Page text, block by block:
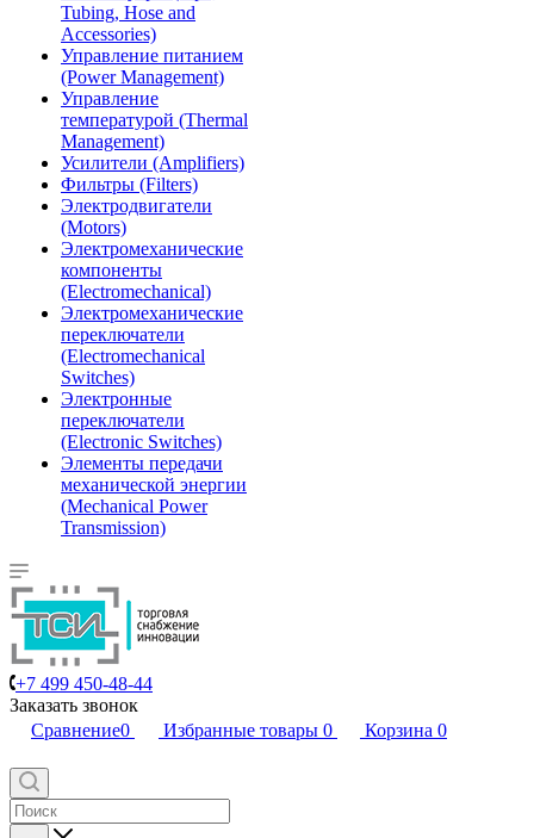
Tubing, Hose and
Accessories)
Управление питанием
(Power Management)
Управление
температурой (Thermal
Management)
Усилители (Amplifiers)
Фильтры (Filters)
Электродвигатели
(Motors)
Электромеханические
компоненты
(Electromechanical)
Электромеханические
переключатели
(Electromechanical
Switches)
Электронные
переключатели
(Electronic Switches)
Элементы передачи
механической энергии
(Mechanical Power
Transmission)
+7 499 450-48-44
Заказать звонок
Сравнение0 Избранные товары 0 Корзина 0